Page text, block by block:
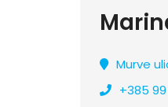
Murve
+385